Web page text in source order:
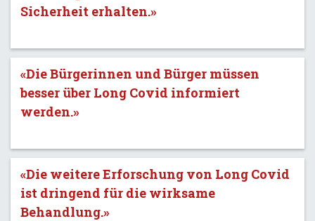
Sicherheit erhalten.»
«Die Bürgerinnen und Bürger müssen
besser über Long Covid informiert
werden.»
«Die weitere Erforschung von Long Covid
ist dringend für die wirksame
Behandlung.»